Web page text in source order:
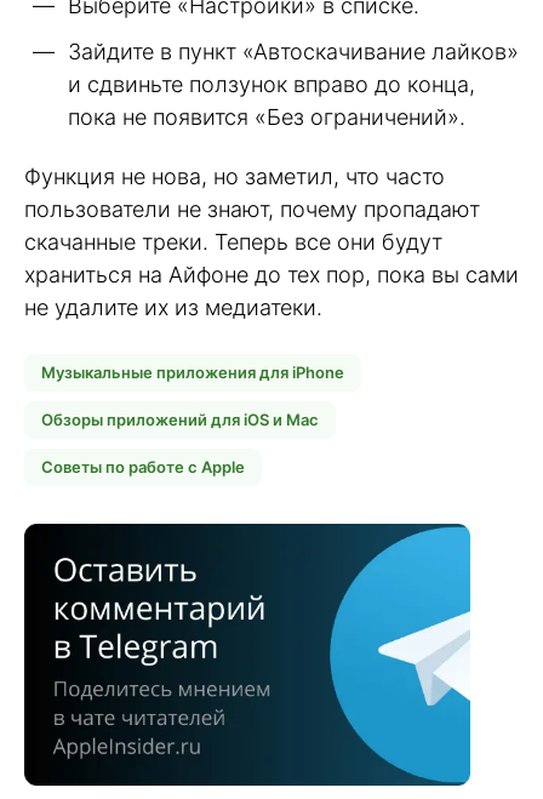
Выберите «Настройки» в списке.
Зайдите в пункт «Автоскачивание лайков»
и сдвиньте ползунок вправо до конца,
пока не появится «Без ограничений».
Функция не нова, но заметил, что часто
пользователи не знают, почему пропадают
скачанные треки. Теперь все они будут
храниться на Айфоне до тех пор, пока вы сами
не удалите их из медиатеки.
Музыкальные приложения для iPhone
Обзоры приложений для iOS и Mac
Советы по работе с Apple